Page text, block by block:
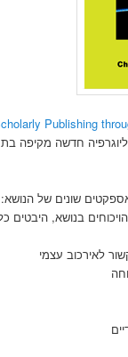
Publishing
שונים של הנושא:
הויכוחים בנושא,
לאירכוב עצמי